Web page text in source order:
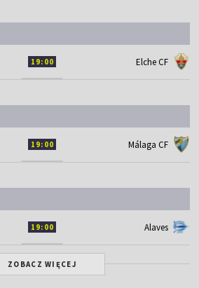
19:00 Elche CF
19:00 Málaga CF
19:00 Alaves
ZOBACZ WIĘCEJ